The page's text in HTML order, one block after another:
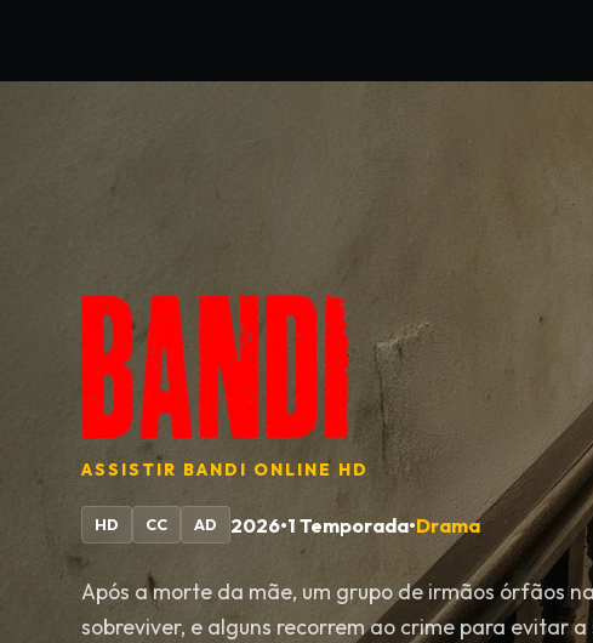
ASSISTIR BANDI ONLINE HD
HD CC AD 2026•1 Temporada•Drama
Após a morte da mãe, um grupo de irmãos órfãos
sobreviver, e alguns recorrem ao crime para evitar